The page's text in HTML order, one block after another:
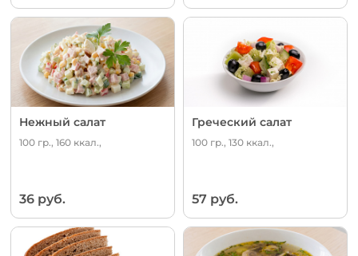
Нежный салат
100 гр., 160 ккал.,
36 руб.
Греческий салат
100 гр., 130 ккал.,
57 руб.